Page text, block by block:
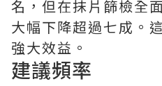
名，但在抹片篩檢全
大幅下降超過七成。
強大效益。
建議頻率